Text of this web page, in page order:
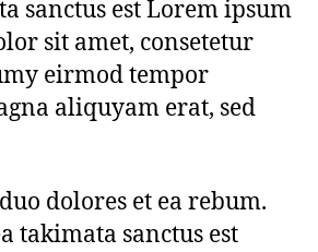
sanctus est Lorem ipsum
sit amet, consetetur
eirmod tempor
aliquyam erat, sed
dolores et ea rebum.
takimata sanctus est